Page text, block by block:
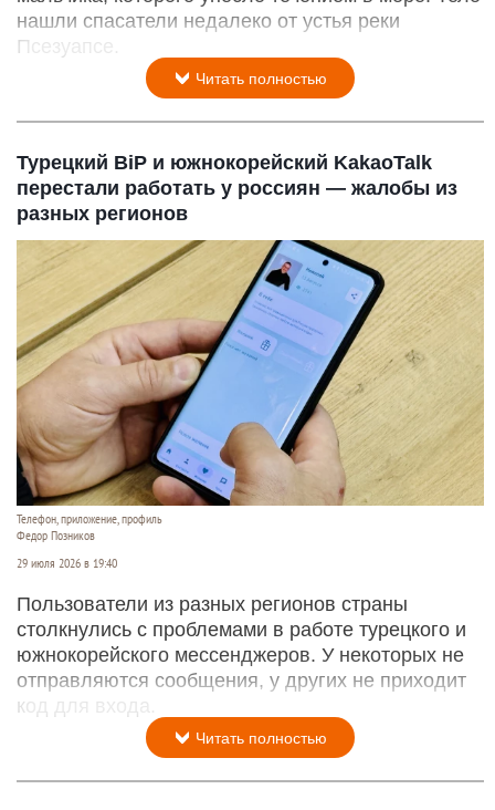
В Сочи нашли тело ребенка, унесенного в Черное море.
МКУ «Служба спасения города Сочи».
В Лазаревском районе завершились поиски
мальчика, которого унесло течением в море. Тело
нашли спасатели недалеко от устья реки
Псезуапсе.
Читать полностью
Турецкий BiP и южнокорейский KakaoTalk
перестали работать у россиян — жалобы из
разных регионов